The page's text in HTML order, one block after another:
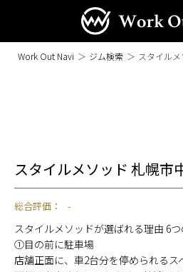
Work Out Navi ＞ ジム検索 ＞ スタイル
スタイルメソッド 札幌市
総合評価： -
スタイルメソッドが選ばれる理由 6
①目の前に駐車場
店舗正面に、車2台分を停められるス